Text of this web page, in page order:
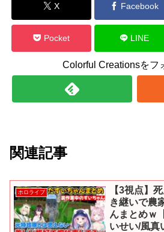
X Facebook
Pocket LINE
Colorful Creationsをフ
関連記事
ホロライブ
【3視点】
き継いで農
んまとめｗ
いせい/風真